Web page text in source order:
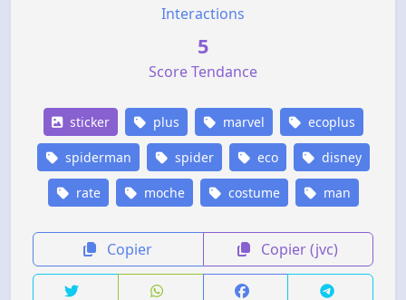
Interactions
5
Score Tendance
sticker plus marvel ecoplus
spiderman spider eco disney
rate moche costume man
Copier Copier (jvc)